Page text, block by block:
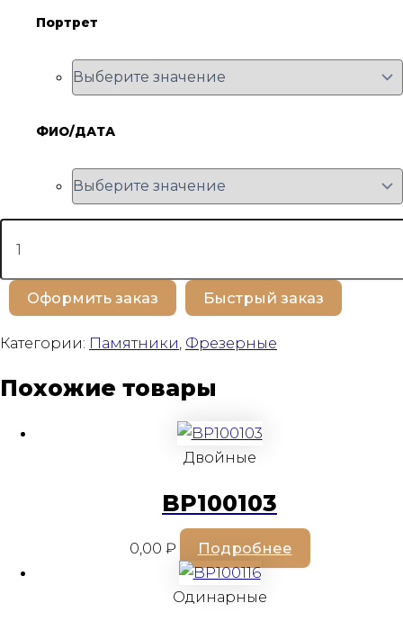
Портрет
ФИО/ДАТА
Количество
товара
Оформить заказ Быстрый заказ
Категории: Памятники Фрезерные
Похожие товары
Двойные
BP100103
0,00 ₽ Подробнее
Одинарные